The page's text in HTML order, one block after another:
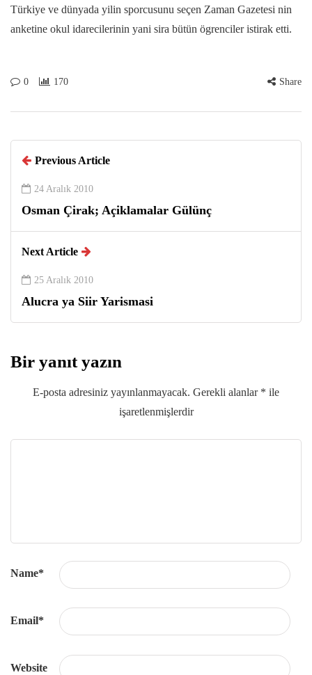
Türkiye ve dünyada yilin sporcusunu seçen Zaman Gazetesi nin
anketine okul idarecilerinin yani sira bütün ögrenciler istirak etti.
0 170 Share
Previous Article
24 Aralık 2010
Osman Çirak; Açiklamalar Gülünç
Next Article
25 Aralık 2010
Alucra ya Siir Yarismasi
Bir yanıt yazın
E-posta adresiniz yayınlanmayacak. Gerekli alanlar * ile
işaretlenmişlerdir
Name*
Email*
Website